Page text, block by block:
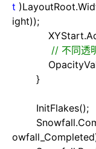
t
ight));
// 不同透
}
InitFlakes();